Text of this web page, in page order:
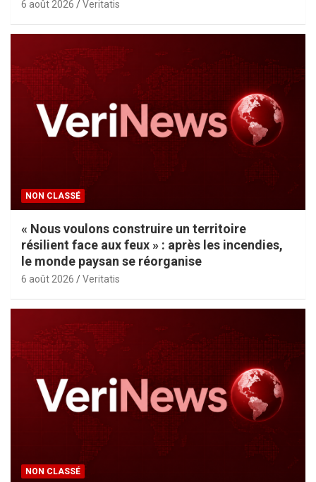
6 août 2026 Veritatis
NON CLASSÉ
« Nous voulons construire un territoire
résilient face aux feux » : après les incendies,
le monde paysan se réorganise
6 août 2026 Veritatis
NON CLASSÉ